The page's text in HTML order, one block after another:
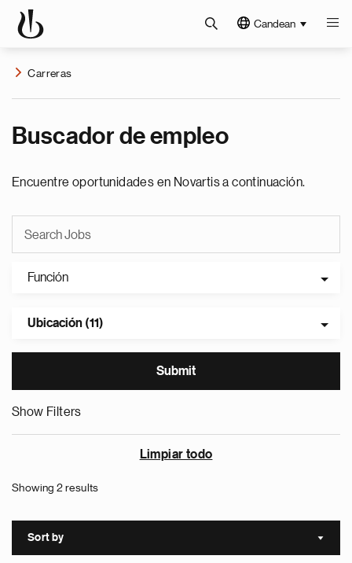
Candean
Carreras
Buscador de empleo
Encuentre oportunidades en Novartis a continuación.
Función
Ubicación (11)
Show Filters
Limpiar todo
Showing 2 results
Sort by Sort